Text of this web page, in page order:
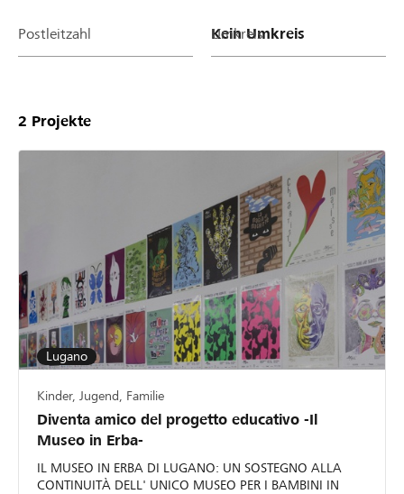
Postleitzahl Umkreis
2 Projekte
Lugano
Kinder, Jugend, Familie
Diventa amico del progetto educativo -Il
Museo in Erba-
IL MUSEO IN ERBA DI LUGANO: UN SOSTEGNO ALLA
CONTINUITÀ DELL' UNICO MUSEO PER I BAMBINI IN